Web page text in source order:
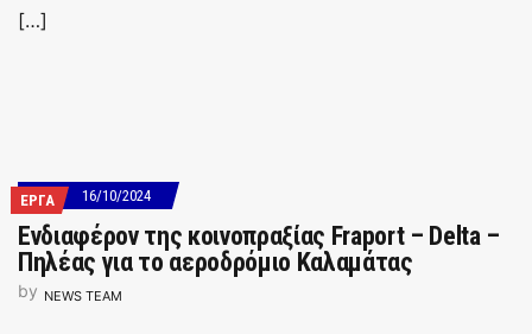
[…]
ΕΡΓΑ 16/10/2024
Ενδιαφέρον της κοινοπραξίας Fraport – Delta –
Πηλέας για το αεροδρόμιο Καλαμάτας
by NEWS TEAM